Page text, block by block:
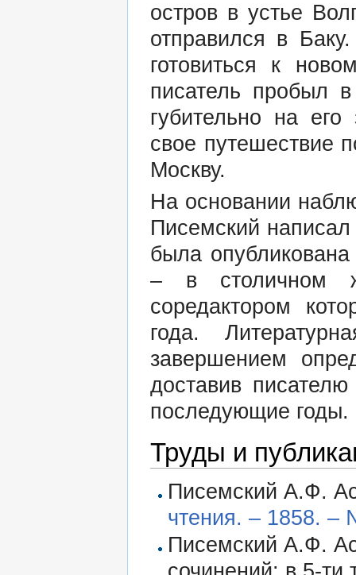
остров в устье
отправился в
готовиться к
писатель пробыл
губительно на
свое путешествие
Москву.
На основании
Писемский написал
была
– в столичном
соредактором
года.
завершением
доставив
последующие годы.
Труды и
Писемский А.Ф.
чтения. – 1858. –
Писемский А.Ф.